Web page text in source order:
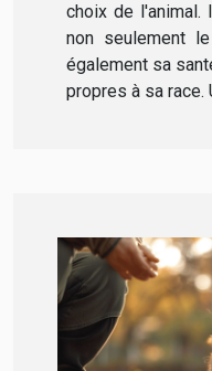
choix de
non seulement
également sa
propres à sa race.